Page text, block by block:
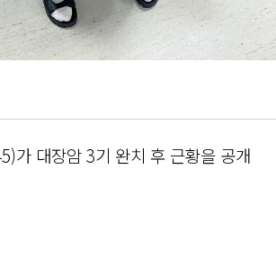
가 대장암 3기 완치 후 근황을 공개